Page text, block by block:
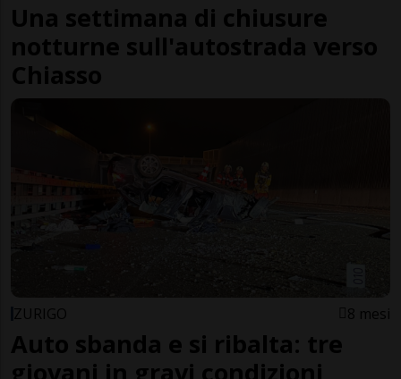
Una settimana di chiusure
notturne sull'autostrada verso
Chiasso
ZURIGO 8 mesi
Auto sbanda e si ribalta: tre
giovani in gravi condizioni